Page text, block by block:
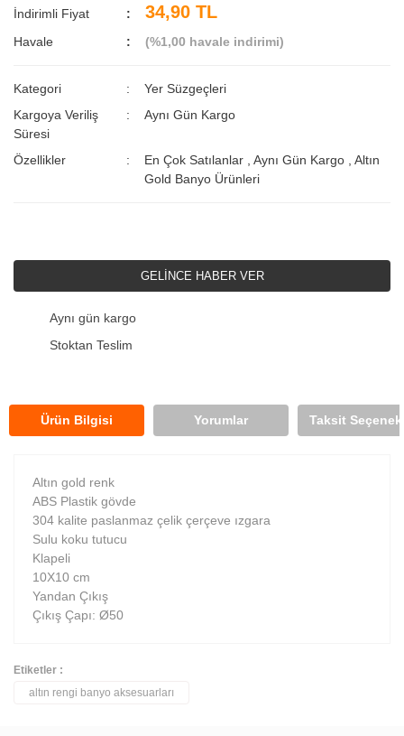
İndirimli Fiyat 34,90 TL
Havale (%1,00 havale indirimi)
Kategori
Yer Süzgeçleri
Kargoya Veriliş
Süresi
Aynı Gün Kargo
Özellikler En Çok Satılanlar ,Aynı Gün Kargo ,Altın
Gold Banyo Ürünleri
GELİNCE HABER VER
Aynı gün kargo
Stoktan Teslim
Ürün Bilgisi Yorumlar Taksit
Altın gold renk
ABS Plastik gövde
304 kalite paslanmaz çelik çerçeve ızgara
Sulu koku tutucu
Klapeli
10X10 cm
Yandan Çıkış
Çıkış Çapı: Ø50
Bu ürüne ilk yorumu siz yapın!
Etiketler :
altın rengi banyo aksesuarları